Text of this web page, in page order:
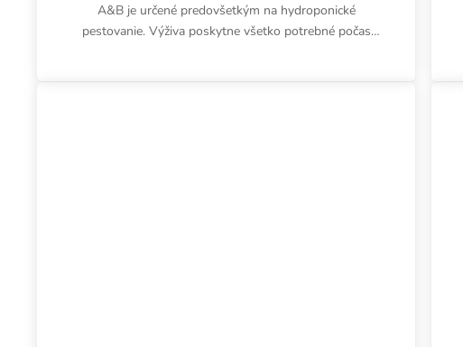
A&B je určené predovšetkým na hydroponické
pestovanie. Výživa poskytne všetko potrebné počas